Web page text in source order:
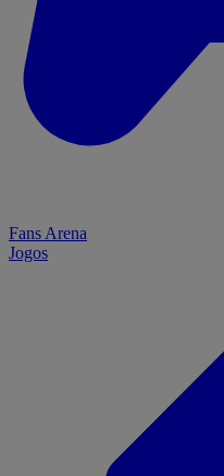
Fans Arena
Jogos